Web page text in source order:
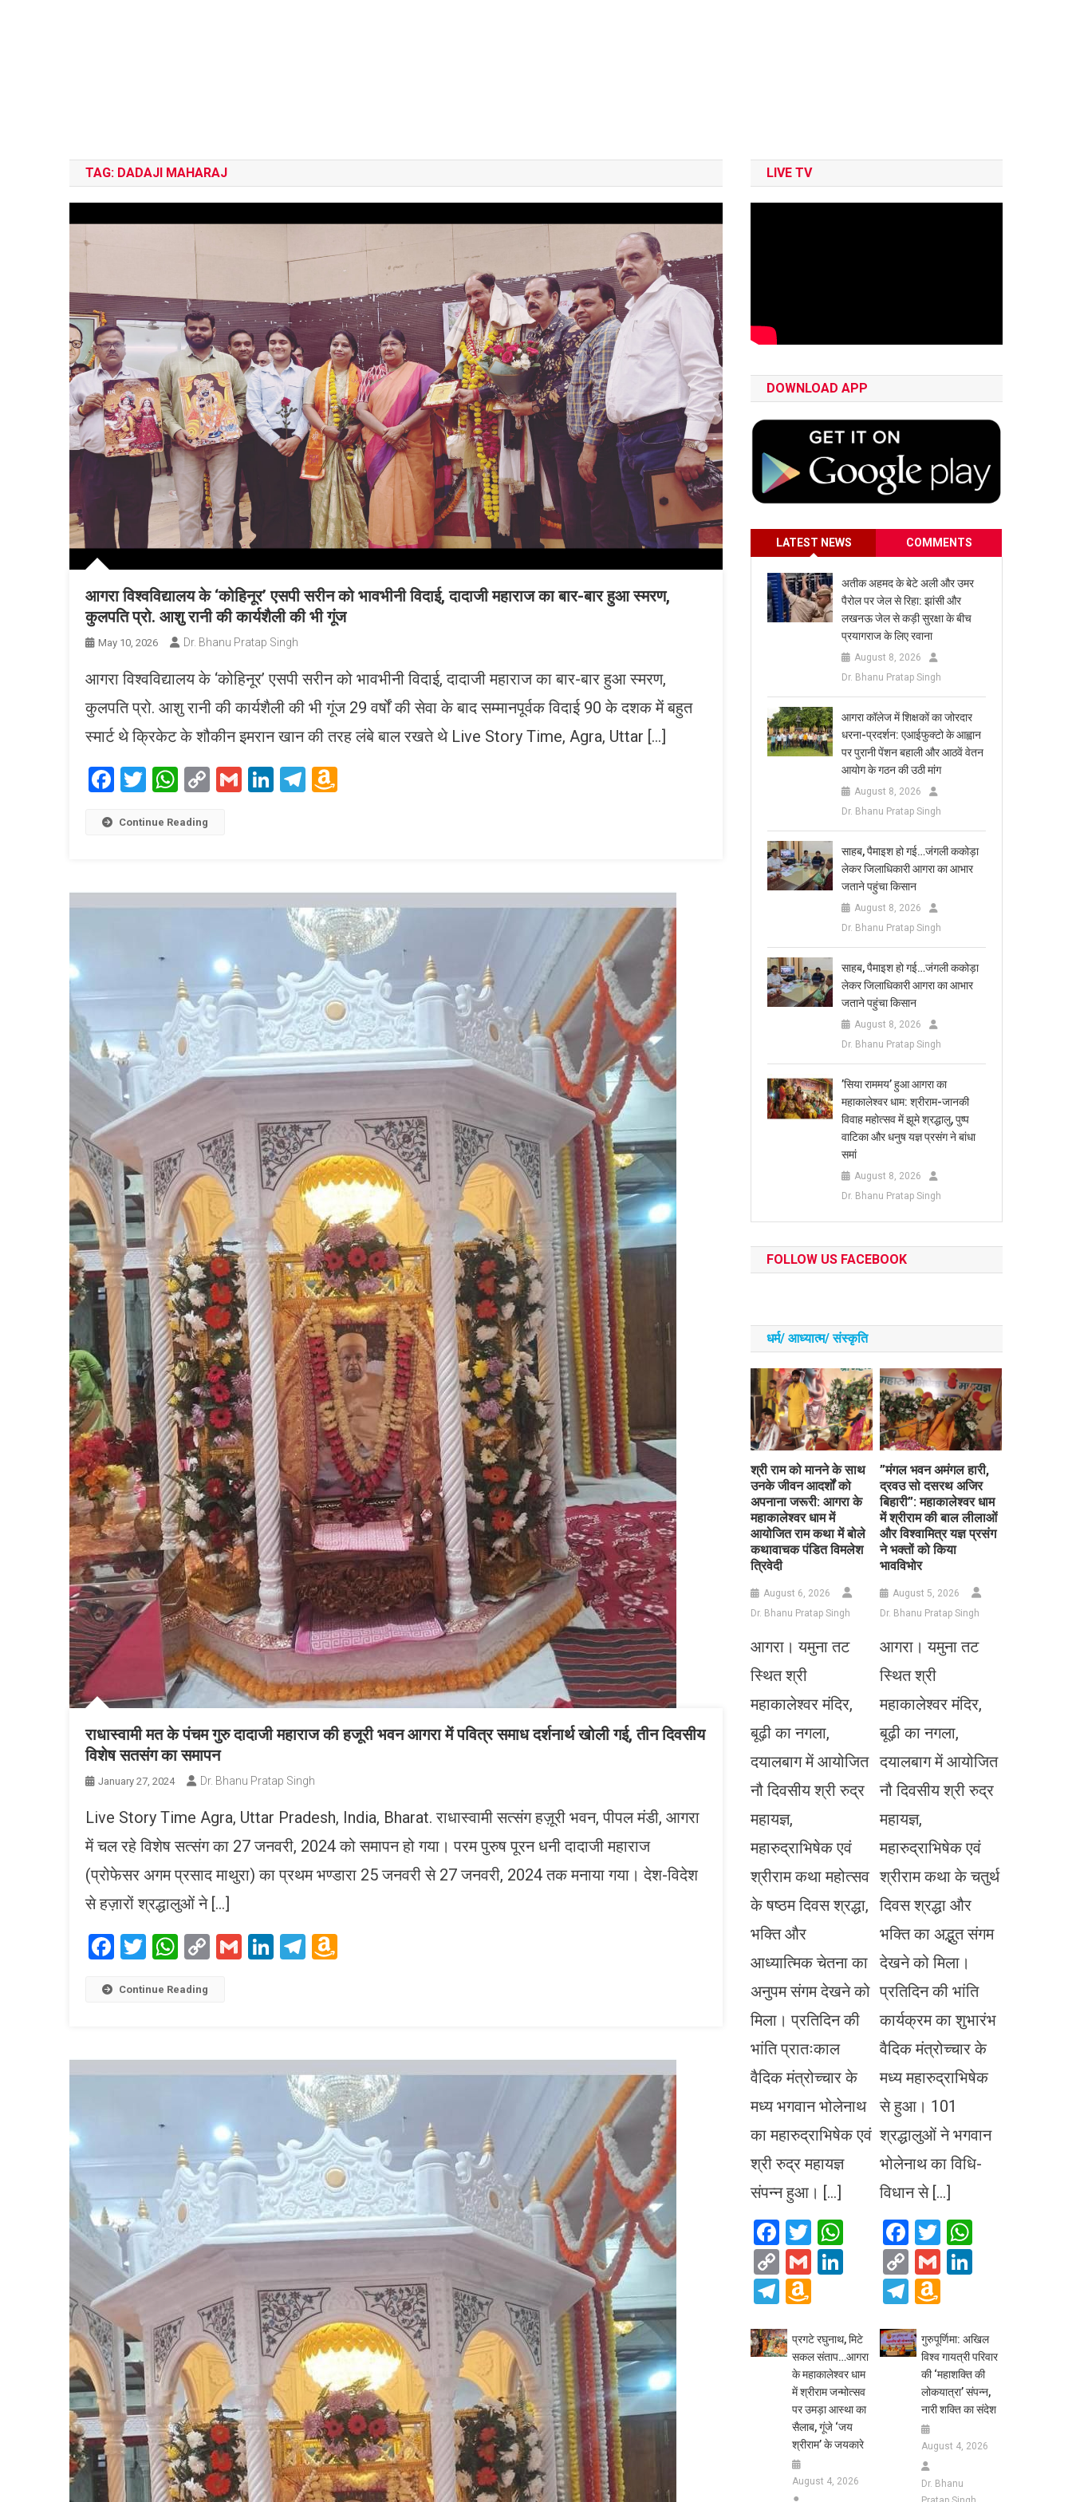
TAG: DADAJI MAHARAJ
आगरा विश्वविद्यालय के ‘कोहिनूर’ एसपी सरीन को भावभीनी विदाई, दादाजी महाराज का बार-बार हुआ स्मरण,
कुलपति प्रो. आशु रानी की कार्यशैली की भी गूंज
May 10, 2026 Dr. Bhanu Pratap Singh
आगरा विश्वविद्यालय के ‘कोहिनूर’ एसपी सरीन को भावभीनी विदाई, दादाजी महाराज का बार-बार हुआ स्मरण,
कुलपति प्रो. आशु रानी की कार्यशैली की भी गूंज 29 वर्षों की सेवा के बाद सम्मानपूर्वक विदाई 90 के दशक में बहुत
स्मार्ट थे क्रिकेट के शौकीन इमरान खान की तरह लंबे बाल रखते थे Live Story Time, Agra, Uttar […]
Facebook
Twitter
WhatsApp
CopyGmailLinkedIn
Telegram
Continue Reading
राधास्वामी मत के पंचम गुरु दादाजी महाराज की हजूरी भवन आगरा में पवित्र समाध दर्शनार्थ खोली गई, तीन दिवसीय
विशेष सतसंग का समापन
January 27, 2024 Dr. Bhanu Pratap Singh
Live Story Time Agra, Uttar Pradesh, India, Bharat. राधास्वामी सत्संग हज़ूरी भवन, पीपल मंडी, आगरा
में चल रहे विशेष सत्संग का 27 जनवरी, 2024 को समापन हो गया। परम पुरुष पूरन धनी दादाजी महाराज
(प्रोफेसर अगम प्रसाद माथुरा) का प्रथम भण्डारा 25 जनवरी से 27 जनवरी, 2024 तक मनाया गया। देश-विदेश
से हज़ारों श्रद्धालुओं ने […]
Facebook
Twitter
WhatsApp
CopyGmailLinkedIn
Telegram
Continue Reading
LIVE TV
DOWNLOAD APP
LATEST NEWS COMMENTS
अतीक अहमद के बेटे अली और उमर
पैरोल पर जेल से रिहा: झांसी और
लखनऊ जेल से कड़ी सुरक्षा के बीच
प्रयागराज के लिए रवाना
August 8, 2026
Dr. Bhanu Pratap Singh
आगरा कॉलेज में शिक्षकों का जोरदार
धरना-प्रदर्शन: एआईफुक्टो के आह्वान
पर पुरानी पेंशन बहाली और आठवें वेतन
आयोग के गठन की उठी मांग
August 8, 2026
Dr. Bhanu Pratap Singh
साहब, पैमाइश हो गई…जंगली ककोड़ा
लेकर जिलाधिकारी आगरा का आभार
जताने पहुंचा किसान
August 8, 2026
Dr. Bhanu Pratap Singh
साहब, पैमाइश हो गई…जंगली ककोड़ा
लेकर जिलाधिकारी आगरा का आभार
जताने पहुंचा किसान
August 8, 2026
Dr. Bhanu Pratap Singh
​’सिया राममय’ हुआ आगरा का
महाकालेश्वर धाम: श्रीराम-जानकी
विवाह महोत्सव में झूमे श्रद्धालु, पुष्प
वाटिका और धनुष यज्ञ प्रसंग ने बांधा
समां
August 8, 2026
Dr. Bhanu Pratap Singh
FOLLOW US FACEBOOK
धर्म/ आध्‍यात्‍म/ संस्‍कृति
​श्री राम को मानने के साथ
उनके जीवन आदर्शों को
अपनाना जरूरी: आगरा के
महाकालेश्वर धाम में
आयोजित राम कथा में बोले
कथावाचक पंडित विमलेश
त्रिवेदी
August 6, 2026
Dr. Bhanu Pratap Singh
आगरा। यमुना तट
स्थित श्री
महाकालेश्वर मंदिर,
बूढ़ी का नगला,
दयालबाग में आयोजित
नौ दिवसीय श्री रुद्र
महायज्ञ,
महारुद्राभिषेक एवं
श्रीराम कथा महोत्सव
के षष्ठम दिवस श्रद्धा,
भक्ति और
आध्यात्मिक चेतना का
अनुपम संगम देखने को
मिला। प्रतिदिन की
भांति प्रातःकाल
वैदिक मंत्रोच्चार के
मध्य भगवान भोलेनाथ
का महारुद्राभिषेक एवं
श्री रुद्र महायज्ञ
संपन्न हुआ। […]
Facebook
TwitterWhatsApp
Copy
Link
GmailLinkedIn
Telegram
Amazon
List
​”मंगल भवन अमंगल हारी,
द्रवउ सो दसरथ अजिर
बिहारी”: महाकालेश्वर धाम
में श्रीराम की बाल लीलाओं
और विश्वामित्र यज्ञ प्रसंग
ने भक्तों को किया
भावविभोर
August 5, 2026
Dr. Bhanu Pratap Singh
आगरा। यमुना तट
स्थित श्री
महाकालेश्वर मंदिर,
बूढ़ी का नगला,
दयालबाग में आयोजित
नौ दिवसीय श्री रुद्र
महायज्ञ,
महारुद्राभिषेक एवं
श्रीराम कथा के चतुर्थ
दिवस श्रद्धा और
भक्ति का अद्भुत संगम
देखने को मिला।
प्रतिदिन की भांति
कार्यक्रम का शुभारंभ
वैदिक मंत्रोच्चार के
मध्य महारुद्राभिषेक
से हुआ। 101
श्रद्धालुओं ने भगवान
भोलेनाथ का विधि-
विधान से […]
Facebook
Twitter
Copy
Link
Gmail
Telegram
List
प्रगटे रघुनाथ, मिटे
सकल संताप…आगरा
के महाकालेश्वर धाम
में श्रीराम जन्मोत्सव
पर उमड़ा आस्था का
सैलाब, गूंजे ‘जय
श्रीराम’ के जयकारे
August 4, 2026
गुरुपूर्णिमा: अखिल
विश्व गायत्री परिवार
की ‘महाशक्ति की
लोकयात्रा’ संपन्न,
नारी शक्ति का संदेश
August 4, 2026
Dr. Bhanu